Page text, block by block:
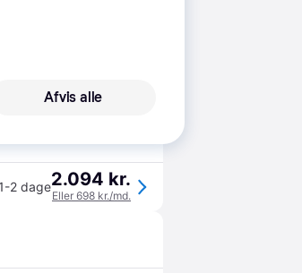
1-2 dage2.094 kr.
Eller 698 kr./md.
Afvis alle